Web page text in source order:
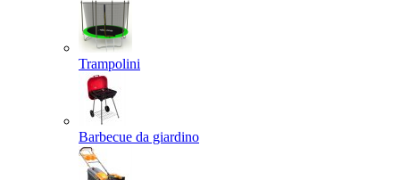
Trampolini
Barbecue da giardino